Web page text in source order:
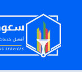
المحتوى